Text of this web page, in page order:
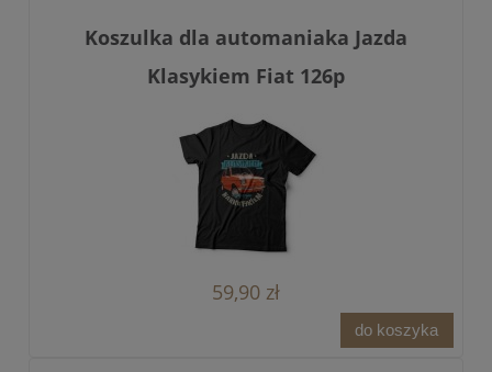
Koszulka dla automaniaka Jazda
Klasykiem Fiat 126p
59,90 zł
do koszyka